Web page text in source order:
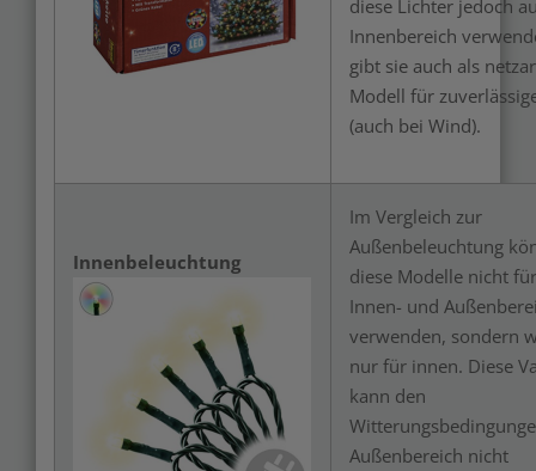
diese Lichter jedoch
Innenbereich
gibt sie auch als
Modell für
(auch bei Wind).
Innenbeleuchtung
Im Vergleich zur
Außenbeleuchtung
diese Modelle nicht
Innen- und
verwenden, sondern
nur für innen. Diese
kann den
Außenbereich nicht